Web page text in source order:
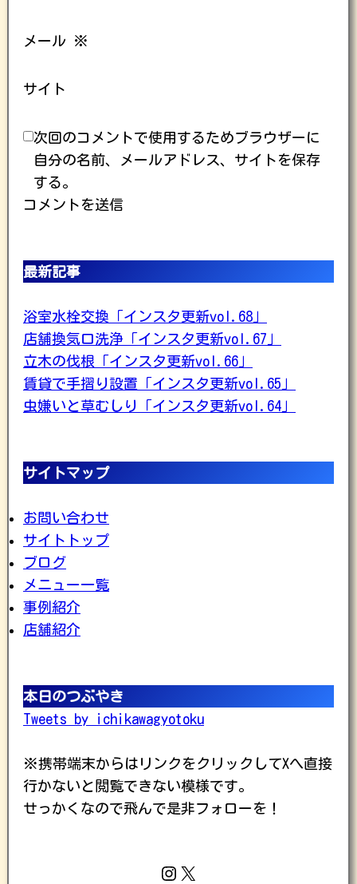
メール ※
サイト
次回のコメントで使用するためブラウザーに
自分の名前、メールアドレス、サイトを保存
する。
最新記事
浴室水栓交換「インスタ更新vol.68」
店舗換気口洗浄「インスタ更新vol.67」
立木の伐根「インスタ更新vol.66」
賃貸で手摺り設置「インスタ更新vol.65」
虫嫌いと草むしり「インスタ更新vol.64」
サイトマップ
お問い合わせ
サイトトップ
ブログ
メニュー一覧
事例紹介
店舗紹介
本日のつぶやき
Tweets by ichikawagyotoku
※携帯端末からはリンクをクリックしてXへ直接
行かないと閲覧できない模様です。
せっかくなので飛んで是非フォローを！
Instagram
X